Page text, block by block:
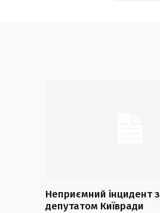
Неприємний інцидент з
депутатом Київради